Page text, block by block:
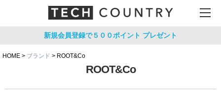
新規会員登録で５００ポイント プレゼント
HOME ブランド ROOT&Co
ROOT&Co